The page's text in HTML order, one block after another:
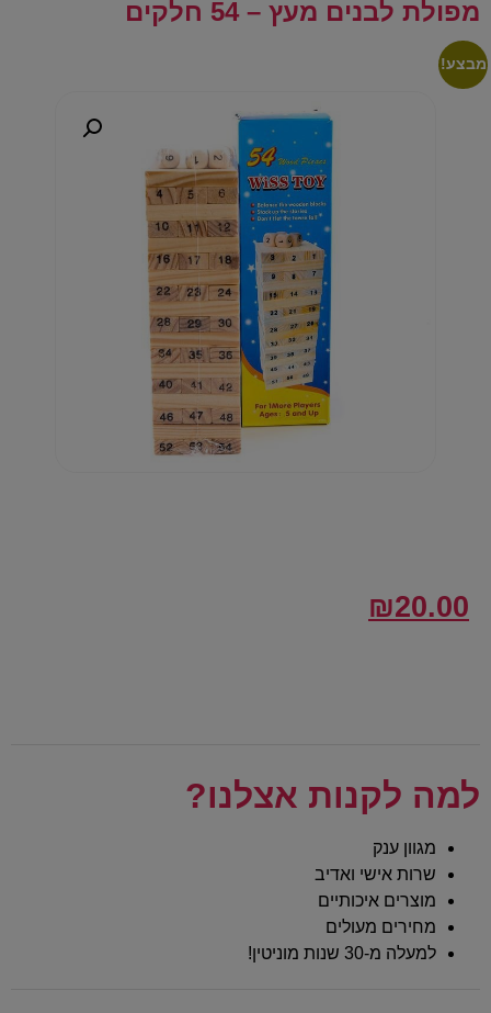
מפולת לבנים מעץ – 54 חלקים
₪20.00
מבצע!
למה לקנות אצלנו?
מגוון ענק
שרות אישי ואדיב
מוצרים איכותיים
מחירים מעולים
למעלה מ-30 שנות מוניטין!